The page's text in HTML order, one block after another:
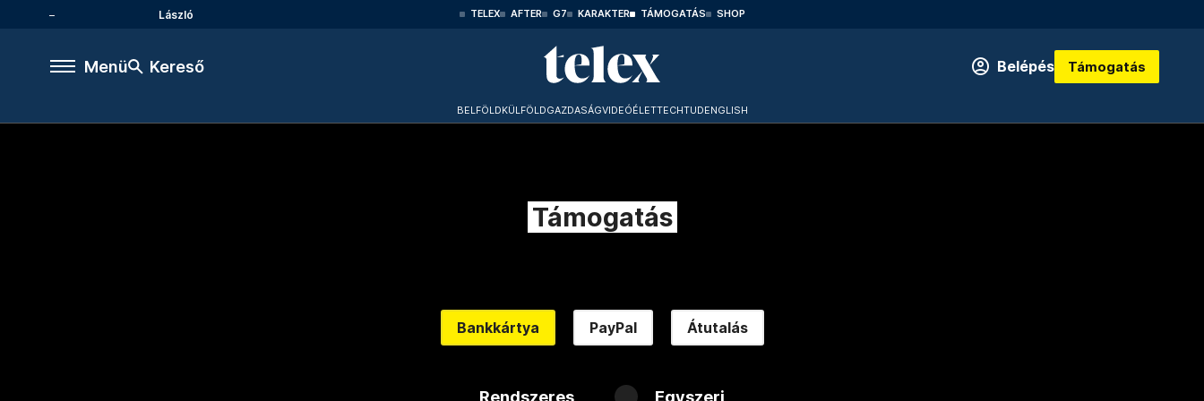
László TELEX AFTER G7 KARAKTER TÁMOGATÁS SHOP
Menü Kereső Belépés Támogatás
BELFÖLDKÜLFÖLDGAZDASÁGVIDEÓÉLETTECHTUDENGLISH
Támogatás
Bankkártya PayPal Átutalás
Rendszeres Egyszeri